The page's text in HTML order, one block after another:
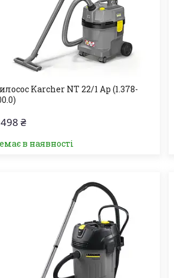
Karcher NT 22/1 Ap (1.378-
₴
в наявності